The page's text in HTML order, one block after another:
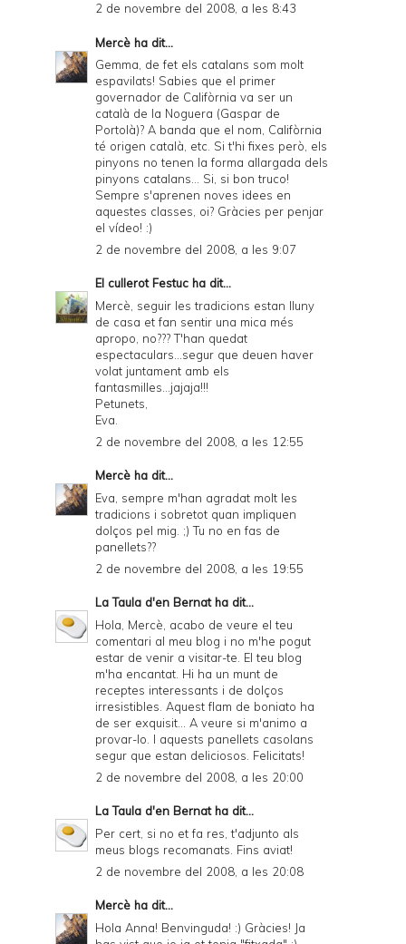
l
y
a
n
d
P
D
F
2 de novembre del 2008, a les 8:43
Mercè ha dit...
Gemma, de fet els catalans som molt
espavilats! Sabies que el primer
governador de Califòrnia va ser un
català de la Noguera (Gaspar de
Portolà)? A banda que el nom, Califòrnia
té origen català, etc. Si t'hi fixes però, els
pinyons no tenen la forma allargada dels
pinyons catalans... Si, si bon truco!
Sempre s'aprenen noves idees en
aquestes classes, oi? Gràcies per penjar
el vídeo! :)
2 de novembre del 2008, a les 9:07
El cullerot Festuc ha dit...
Mercè, seguir les tradicions estan lluny
de casa et fan sentir una mica més
apropo, no??? T'han quedat
espectaculars...segur que deuen haver
volat juntament amb els
fantasmilles...jajaja!!!
Petunets,
Eva.
2 de novembre del 2008, a les 12:55
Mercè ha dit...
Eva, sempre m'han agradat molt les
tradicions i sobretot quan impliquen
dolços pel mig. ;) Tu no en fas de
panellets??
2 de novembre del 2008, a les 19:55
La Taula d'en Bernatha dit...
Hola, Mercè, acabo de veure el teu
comentari al meu blog i no m'he pogut
estar de venir a visitar-te. El teu blog
m'ha encantat. Hi ha un munt de
receptes interessants i de dolços
irresistibles. Aquest flam de boniato ha
de ser exquisit... A veure si m'animo a
provar-lo. I aquests panellets casolans
segur que estan deliciosos. Felicitats!
2 de novembre del 2008, a les 20:00
La Taula d'en Bernatha dit...
Per cert, si no et fa res, t'adjunto als
meus blogs recomanats. Fins aviat!
2 de novembre del 2008, a les 20:08
Mercè ha dit...
Hola Anna! Benvinguda! :) Gràcies! Ja